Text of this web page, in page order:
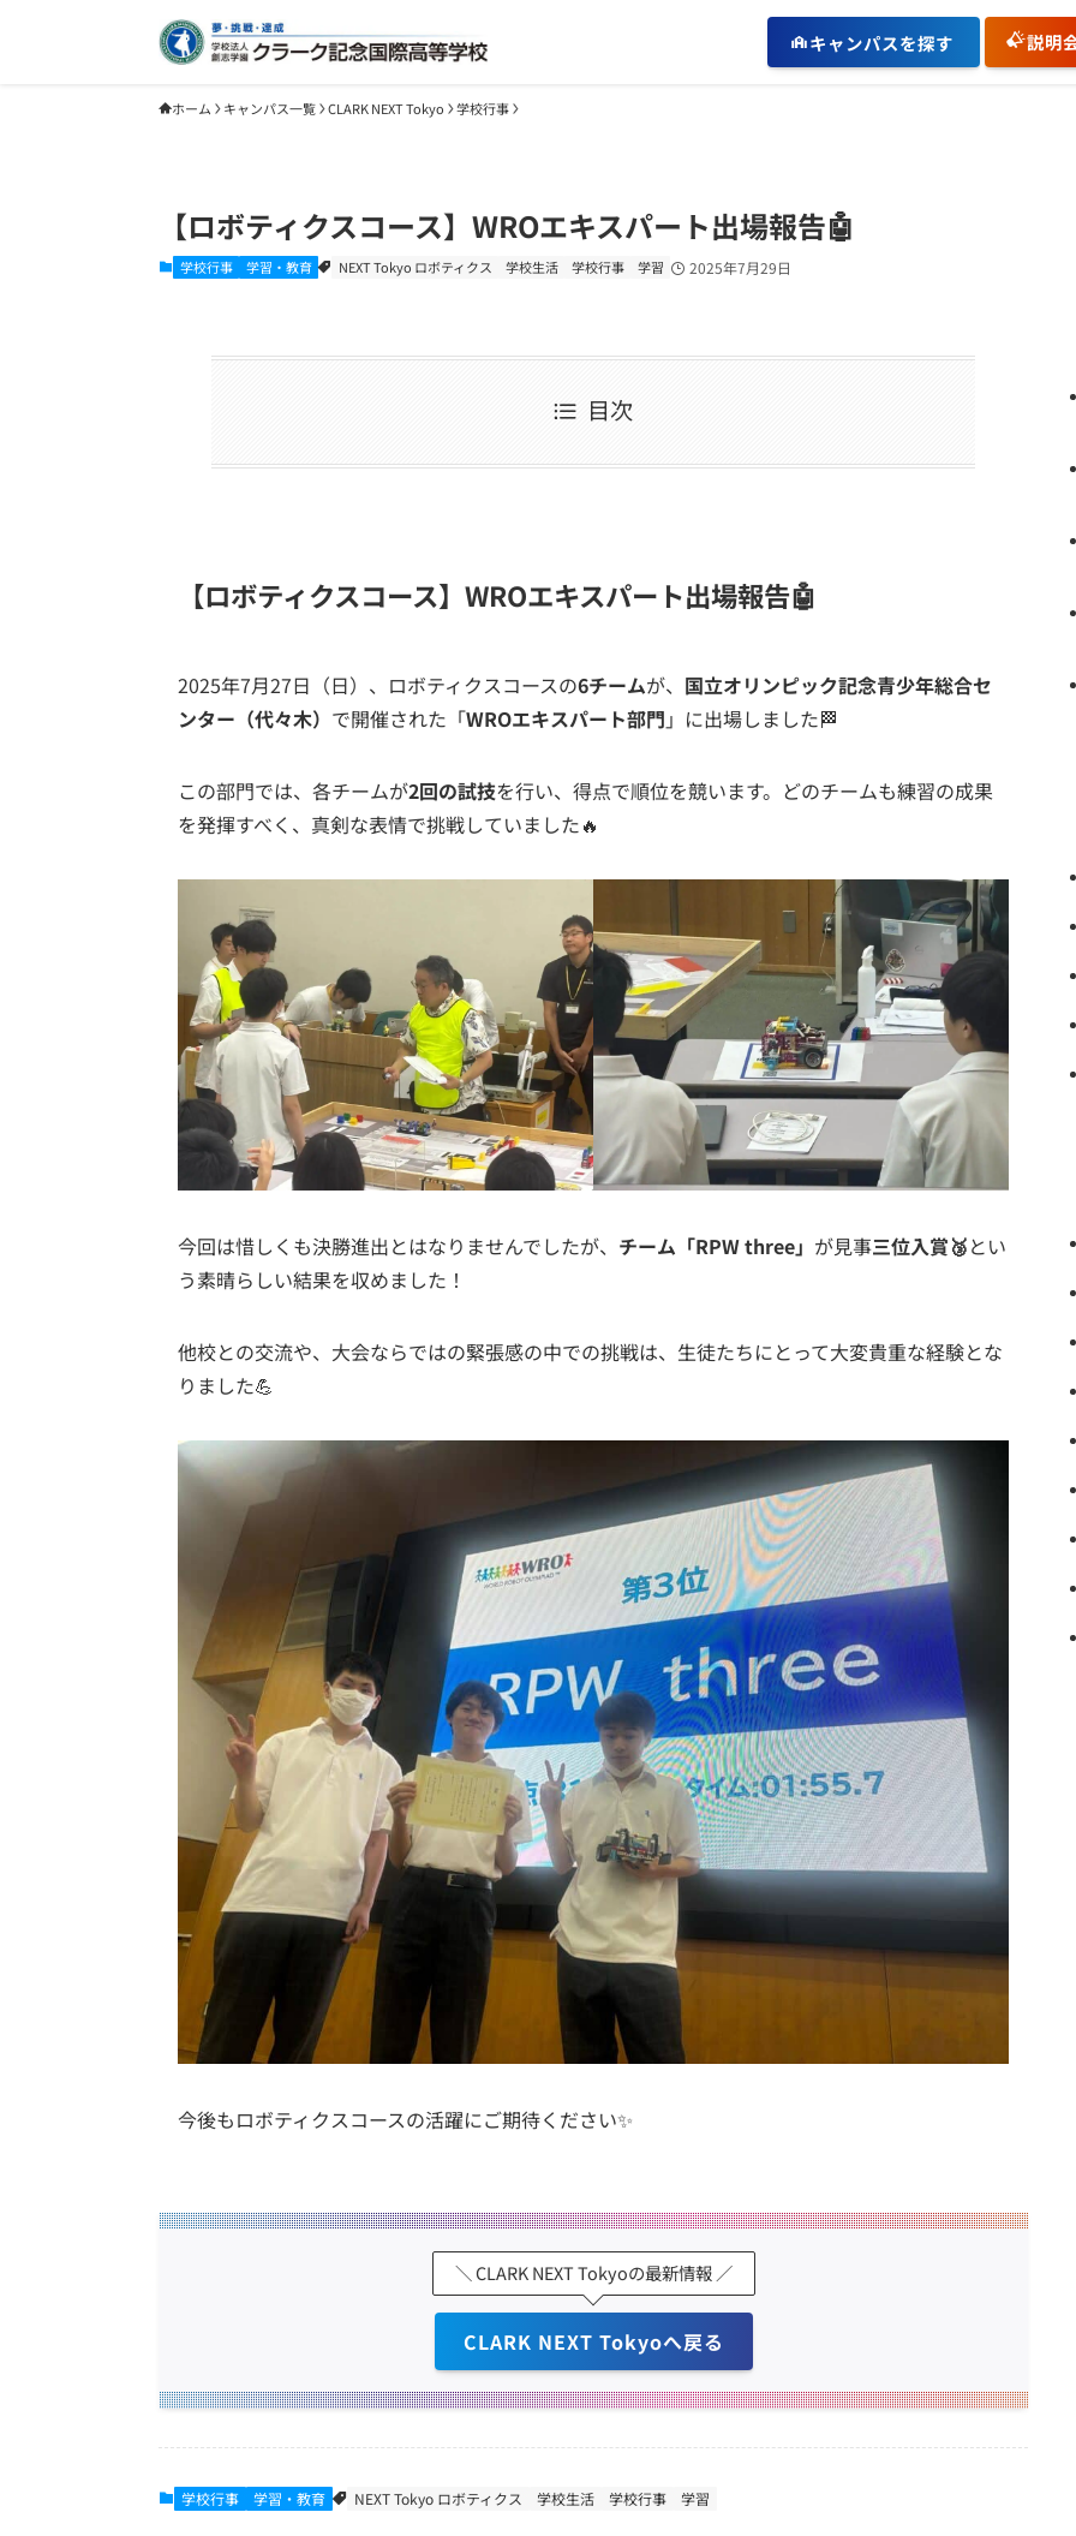
キャンパスを探す 説明
ホーム キャンパス一覧 CLARK NEXT Tokyo 学校行事
【ロボティクスコース】WROエキスパート出場報告🤖
学校行事 学習・教育 NEXT Tokyo ロボティクス 学校生活 学校行事 学習 2025年7月29日
目次
【ロボティクスコース】WROエキスパート出場報告🤖
2025年7月27日（日）、ロボティクスコースの6チームが、 国立オリンピック記念青少年総合セ
ンター（代々木） で開催された「WROエキスパート部門 」に出場しました🏁
この部門では、各チームが2回の試技を行い、得点で順位を競います。どのチームも練習の成果
を発揮すべく、真剣な表情で挑戦していました🔥
今回は惜しくも決勝進出とはなりませんでしたが、 チーム「RPW three」 が見事三位入賞🥉とい
う素晴らしい結果を収めました！
他校との交流や、大会ならではの緊張感の中での挑戦は、生徒たちにとって大変貴重な経験とな
りました💪
今後もロボティクスコースの活躍にご期待ください✨
＼ CLARK NEXT Tokyoの最新情報 ／
CLARK NEXT Tokyoへ戻る
学校行事 学習・教育 NEXT Tokyo ロボティクス 学校生活 学校行事 学習